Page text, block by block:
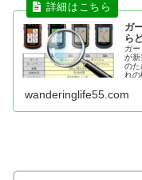
ガ
ら
ガ
が新
のた
れの
wanderinglife55.com